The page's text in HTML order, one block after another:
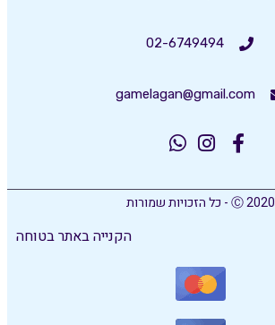
02-6749494
gamelagan@gmail.com
Ⓒ 2020 - כל הזכויות שמורות
הקנייה באתר בטוחה